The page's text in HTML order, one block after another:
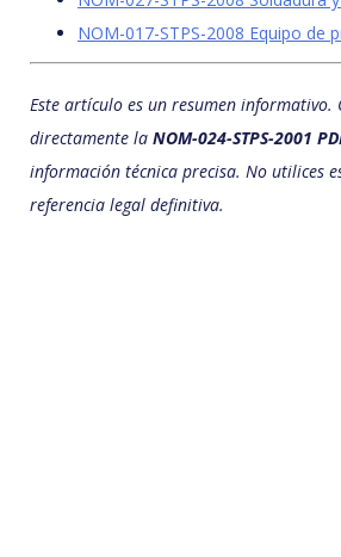
NOM-017-STPS-2008 Equipo de
Este artículo es un resumen informativo.
directamente la NOM-024-STPS-2001
información técnica precisa. No utilices
referencia legal definitiva.